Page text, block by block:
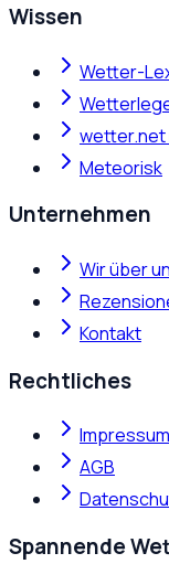
Wissen
Wetter-
wetter.net
Meteorisk
Unternehmen
Wir über
Kontakt
Rechtliches
Impressum
AGB
Spannende